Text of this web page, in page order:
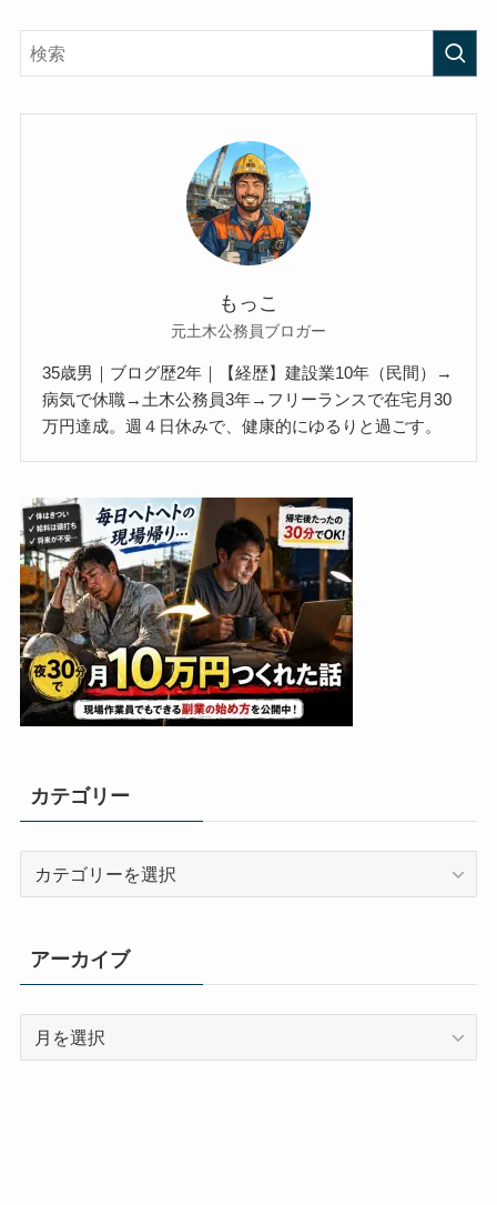
もっこ
元土木公務員ブロガー
35歳男｜ブログ歴2年｜【経歴】建設業10年（民間）→
病気で休職→土木公務員3年→フリーランスで在宅月30
万円達成。週４日休みで、健康的にゆるりと過ごす。
カテゴリー
ー
アーカイブ